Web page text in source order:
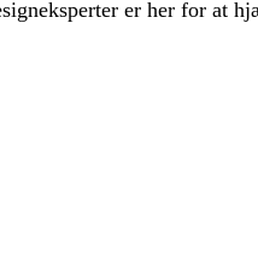
er her for at